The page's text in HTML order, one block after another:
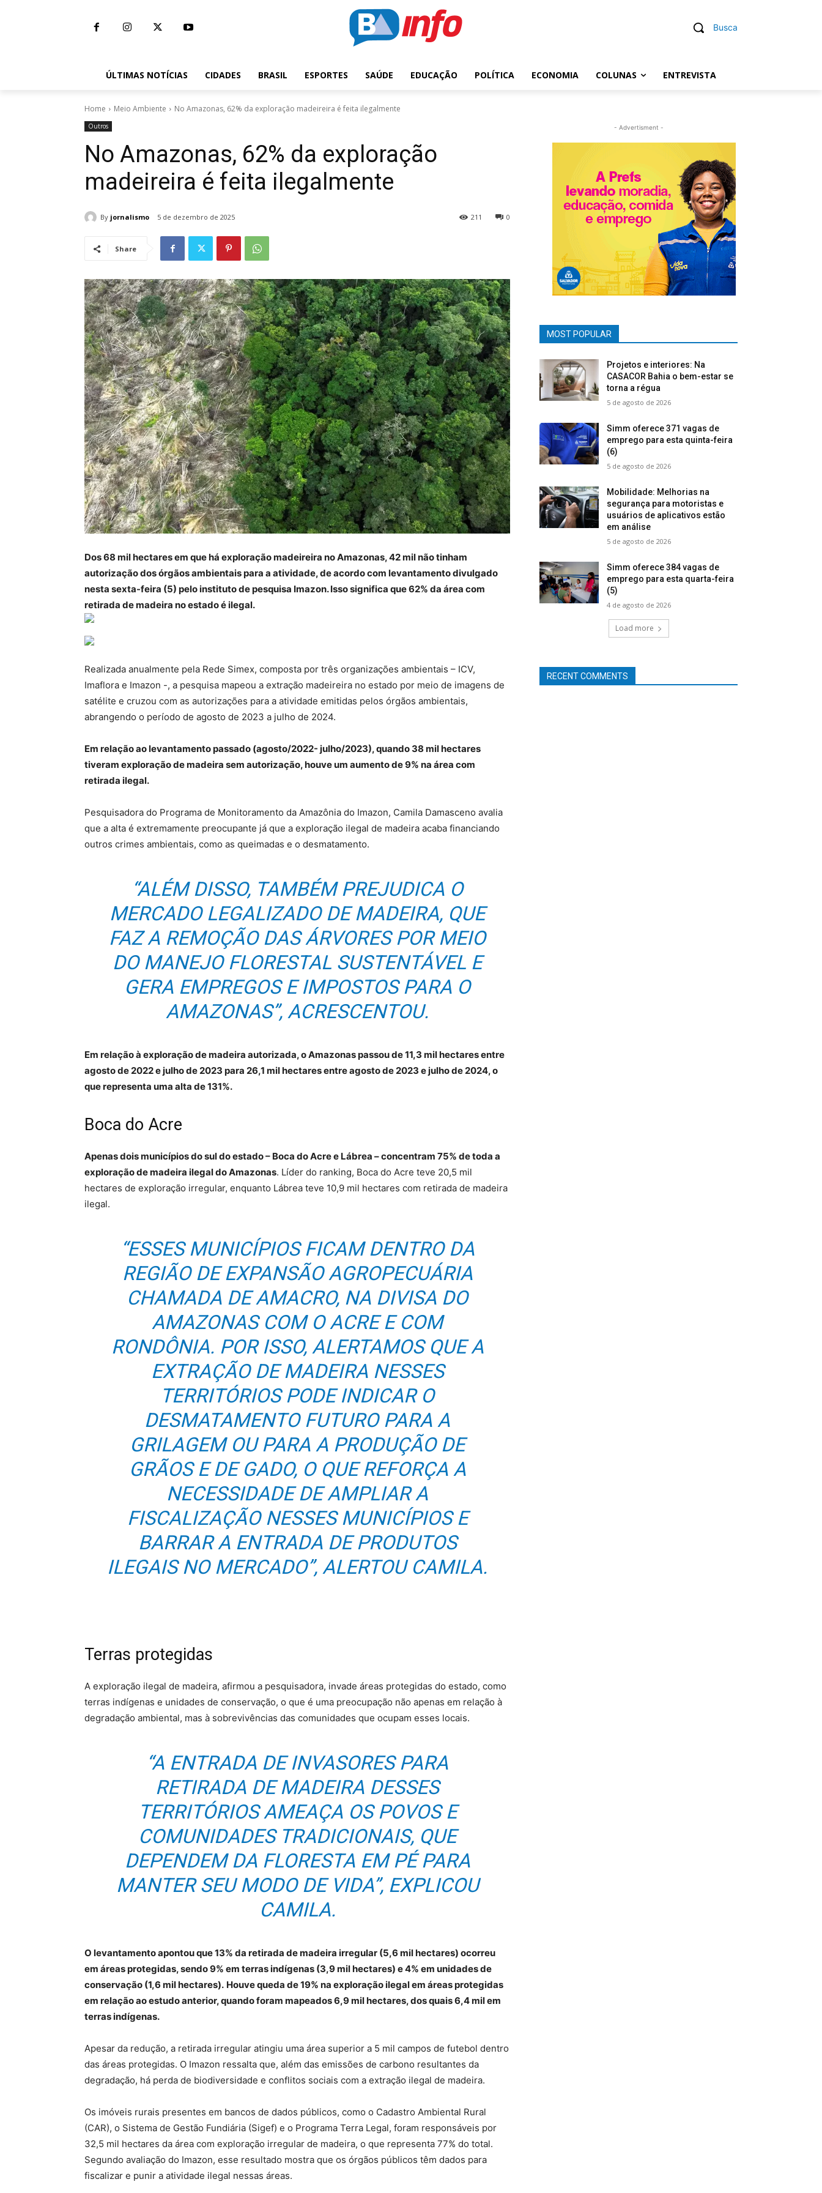
Busca
ÚLTIMAS NOTÍCIAS CIDADES BRASIL ESPORTES SAÚDE EDUCAÇÃO POLÍTICA ECONOMIA COLUNAS ENTREVISTA
Home Meio Ambiente No Amazonas, 62% da exploração madeireira é feita ilegalmente
Outros
No Amazonas, 62% da exploração
madeireira é feita ilegalmente
By jornalismo 5 de dezembro de 2025 0
211
Share
Dos 68 mil hectares em que há exploração madeireira no Amazonas, 42 mil não tinham
autorização dos órgãos ambientais para a atividade, de acordo com levantamento divulgado
nesta sexta-feira (5) pelo instituto de pesquisa Imazon. Isso significa que 62% da área com
retirada de madeira no estado é ilegal.
Realizada anualmente pela Rede Simex, composta por três organizações ambientais – ICV,
Imaflora e Imazon -, a pesquisa mapeou a extração madeireira no estado por meio de imagens de
satélite e cruzou com as autorizações para a atividade emitidas pelos órgãos ambientais,
abrangendo o período de agosto de 2023 a julho de 2024.
Em relação ao levantamento passado (agosto/2022- julho/2023), quando 38 mil hectares
tiveram exploração de madeira sem autorização, houve um aumento de 9% na área com
retirada ilegal.
Pesquisadora do Programa de Monitoramento da Amazônia do Imazon, Camila Damasceno avalia
que a alta é extremamente preocupante já que a exploração ilegal de madeira acaba financiando
outros crimes ambientais, como as queimadas e o desmatamento.
“ALÉM DISSO, TAMBÉM PREJUDICA O
MERCADO LEGALIZADO DE MADEIRA, QUE
FAZ A REMOÇÃO DAS ÁRVORES POR MEIO
DO MANEJO FLORESTAL SUSTENTÁVEL E
GERA EMPREGOS E IMPOSTOS PARA O
AMAZONAS”, ACRESCENTOU.
Em relação à exploração de madeira autorizada, o Amazonas passou de 11,3 mil hectares entre
agosto de 2022 e julho de 2023 para 26,1 mil hectares entre agosto de 2023 e julho de 2024, o
que representa uma alta de 131%.
Boca do Acre
Apenas dois municípios do sul do estado – Boca do Acre e Lábrea – concentram 75% de toda a
exploração de madeira ilegal do Amazonas. Líder do ranking, Boca do Acre teve 20,5 mil
hectares de exploração irregular, enquanto Lábrea teve 10,9 mil hectares com retirada de madeira
ilegal.
“ESSES MUNICÍPIOS FICAM DENTRO DA
REGIÃO DE EXPANSÃO AGROPECUÁRIA
CHAMADA DE AMACRO, NA DIVISA DO
AMAZONAS COM O ACRE E COM
RONDÔNIA. POR ISSO, ALERTAMOS QUE A
EXTRAÇÃO DE MADEIRA NESSES
TERRITÓRIOS PODE INDICAR O
DESMATAMENTO FUTURO PARA A
GRILAGEM OU PARA A PRODUÇÃO DE
GRÃOS E DE GADO, O QUE REFORÇA A
NECESSIDADE DE AMPLIAR A
FISCALIZAÇÃO NESSES MUNICÍPIOS E
BARRAR A ENTRADA DE PRODUTOS
ILEGAIS NO MERCADO”, ALERTOU CAMILA.
Terras protegidas
A exploração ilegal de madeira, afirmou a pesquisadora, invade áreas protegidas do estado, como
terras indígenas e unidades de conservação, o que é uma preocupação não apenas em relação à
degradação ambiental, mas à sobrevivências das comunidades que ocupam esses locais.
“A ENTRADA DE INVASORES PARA
RETIRADA DE MADEIRA DESSES
TERRITÓRIOS AMEAÇA OS POVOS E
COMUNIDADES TRADICIONAIS, QUE
DEPENDEM DA FLORESTA EM PÉ PARA
MANTER SEU MODO DE VIDA”, EXPLICOU
CAMILA.
O levantamento apontou que 13% da retirada de madeira irregular (5,6 mil hectares) ocorreu
em áreas protegidas, sendo 9% em terras indígenas (3,9 mil hectares) e 4% em unidades de
conservação (1,6 mil hectares). Houve queda de 19% na exploração ilegal em áreas protegidas
em relação ao estudo anterior, quando foram mapeados 6,9 mil hectares, dos quais 6,4 mil em
terras indígenas.
Apesar da redução, a retirada irregular atingiu uma área superior a 5 mil campos de futebol dentro
das áreas protegidas. O Imazon ressalta que, além das emissões de carbono resultantes da
degradação, há perda de biodiversidade e conflitos sociais com a extração ilegal de madeira.
Os imóveis rurais presentes em bancos de dados públicos, como o Cadastro Ambiental Rural
(CAR), o Sistema de Gestão Fundiária (Sigef) e o Programa Terra Legal, foram responsáveis por
32,5 mil hectares da área com exploração irregular de madeira, o que representa 77% do total.
Segundo avaliação do Imazon, esse resultado mostra que os órgãos públicos têm dados para
fiscalizar e punir a atividade ilegal nessas áreas.
- Advertisment -
MOST POPULAR
Projetos e interiores: Na
CASACOR Bahia o bem-estar se
torna a régua
5 de agosto de 2026
Simm oferece 371 vagas de
emprego para esta quinta-feira
(6)
5 de agosto de 2026
Mobilidade: Melhorias na
segurança para motoristas e
usuários de aplicativos estão
em análise
5 de agosto de 2026
Simm oferece 384 vagas de
emprego para esta quarta-feira
(5)
4 de agosto de 2026
Load more
RECENT COMMENTS